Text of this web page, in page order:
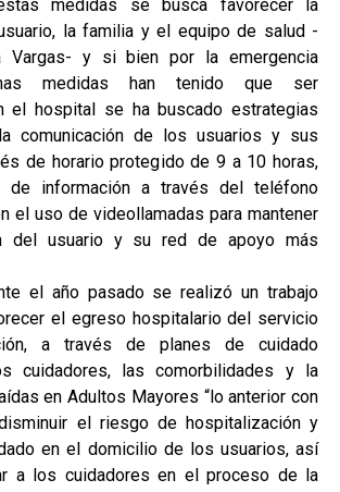
medidas se busca favorecer la
la familia y el equipo de salud -
Vargas- y si bien por la emergencia
medidas han tenido que ser
el hospital se ha buscado estrategias
la comunicación de los usuarios y sus
de horario protegido de 9 a 10 horas,
de información a través del teléfono
el uso de videollamadas para mantener
del usuario y su red de apoyo más
el año pasado se realizó un trabajo
el egreso hospitalario del servicio
a través de planes de cuidado
cuidadores, las comorbilidades y la
en Adultos Mayores “lo anterior con
el riesgo de hospitalización y
en el domicilio de los usuarios, así
a los cuidadores en el proceso de la